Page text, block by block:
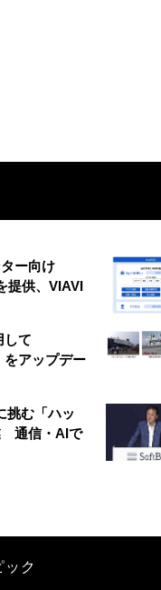
ー向け
提供、VIAVI
して
をアップデー
挑む「ハッ
通信・AIで
ック